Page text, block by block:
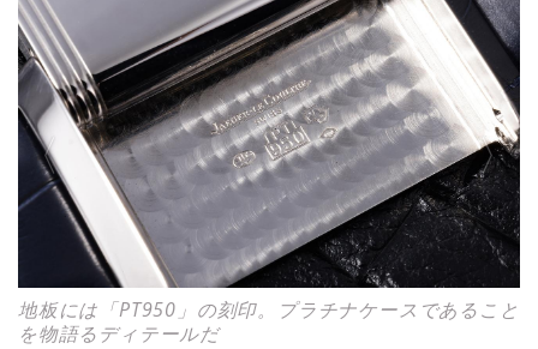
地板には「PT950」の刻印。プラチナケースであること
を物語るディテールだ